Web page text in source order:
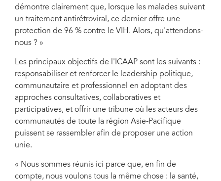
démontre clairement que, lorsque les malades suivent
un traitement antirétroviral, ce dernier offre une
protection de 96 % contre le VIH. Alors, qu'attendons-
nous ? »
Les principaux objectifs de l'ICAAP sont les suivants :
responsabiliser et renforcer le leadership politique,
communautaire et professionnel en adoptant des
approches consultatives, collaboratives et
participatives, et offrir une tribune où les acteurs des
communautés de toute la région Asie-Pacifique
puissent se rassembler afin de proposer une action
unie.
« Nous sommes réunis ici parce que, en fin de
compte, nous voulons tous la même chose : la santé,